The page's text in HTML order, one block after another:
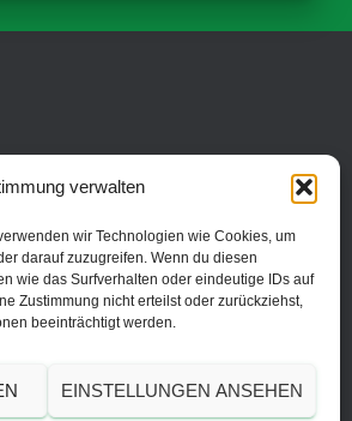
verwalten
wir Technologien wie Cookies, um
darauf zuzugreifen. Wenn du diesen
wie das Surfverhalten oder eindeutige IDs auf
Zustimmung nicht erteilst oder zurückziehst,
beeinträchtigt werden.
EINSTELLUNGEN ANSEHEN